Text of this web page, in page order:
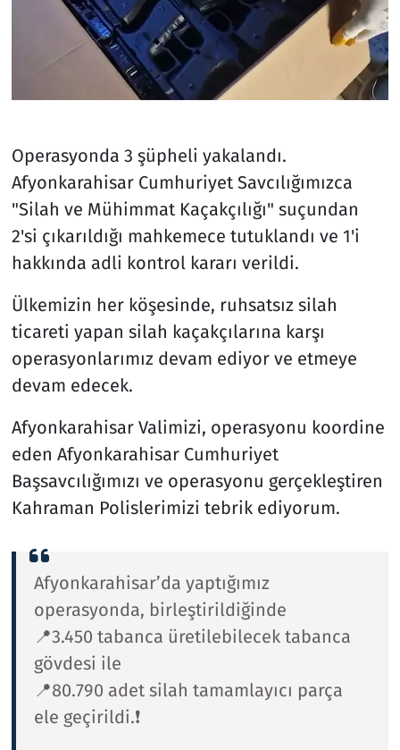
Operasyonda 3 şüpheli yakalandı.
Afyonkarahisar Cumhuriyet Savcılığımızca
"Silah ve Mühimmat Kaçakçılığı" suçundan
2'si çıkarıldığı mahkemece tutuklandı ve 1'i
hakkında adli kontrol kararı verildi.
Ülkemizin her köşesinde, ruhsatsız silah
ticareti yapan silah kaçakçılarına karşı
operasyonlarımız devam ediyor ve etmeye
devam edecek.
Afyonkarahisar Valimizi, operasyonu koordine
eden Afyonkarahisar Cumhuriyet
Başsavcılığımızı ve operasyonu gerçekleştiren
Kahraman Polislerimizi tebrik ediyorum.
Afyonkarahisar’da yaptığımız
operasyonda, birleştirildiğinde
📍3.450 tabanca üretilebilecek tabanca
gövdesi ile
📍80.790 adet silah tamamlayıcı parça
ele geçirildi.❗️